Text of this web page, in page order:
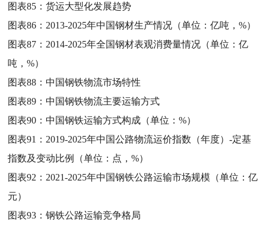
图表85：货运大型化发展趋势
图表86： 2013-2025年中国钢材生产情况（单位：亿吨，%）
图表87： 2014-2025年全国钢材表观消费量情况（单位：亿
吨，%）
图表88：中国钢铁物流市场特性
图表89：中国钢铁物流主要运输方式
图表90：中国钢铁运输方式构成（单位：%）
图表91： 2019-2025年中国公路物流运价指数（年度）-定基
指数及变动比例（单位：点，%）
图表92： 2021-2025年中国钢铁公路运输市场规模（单位：亿
元）
图表93：钢铁公路运输竞争格局